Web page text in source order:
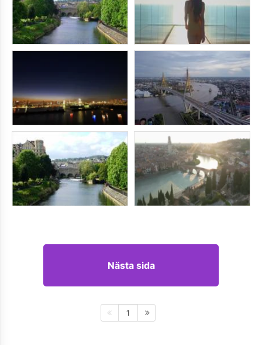
Nästa sida
1